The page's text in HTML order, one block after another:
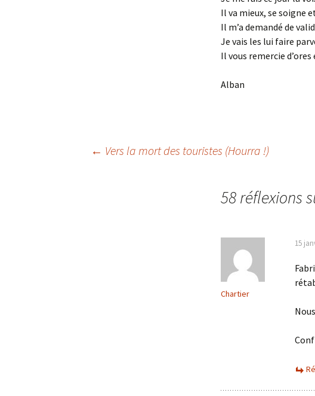
Il va mieux, se soigne
Il m’a demandé de
Je vais les lui faire
Il vous remercie
Alban
Navigation
← Vers la mort des touristes (Hourra !)
58 réflexions
Chartier
15